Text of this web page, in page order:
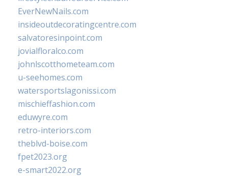
EverNewNails.com
insideoutdecoratingcentre.com
salvatoresinpoint.com
jovialfloralco.com
johnlscotthometeam.com
u-seehomes.com
watersportslagonissi.com
mischieffashion.com
eduwyre.com
retro-interiors.com
theblvd-boise.com
fpet2023.org
e-smart2022.org